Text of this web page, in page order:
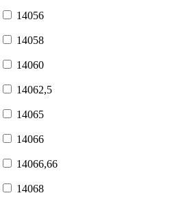
14056
14058
14060
14062,5
14065
14066
14066,66
14068